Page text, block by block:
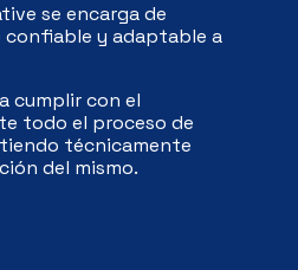
se encarga de
confiable y adaptable a
cumplir con el
todo el proceso de
técnicamente
del mismo.